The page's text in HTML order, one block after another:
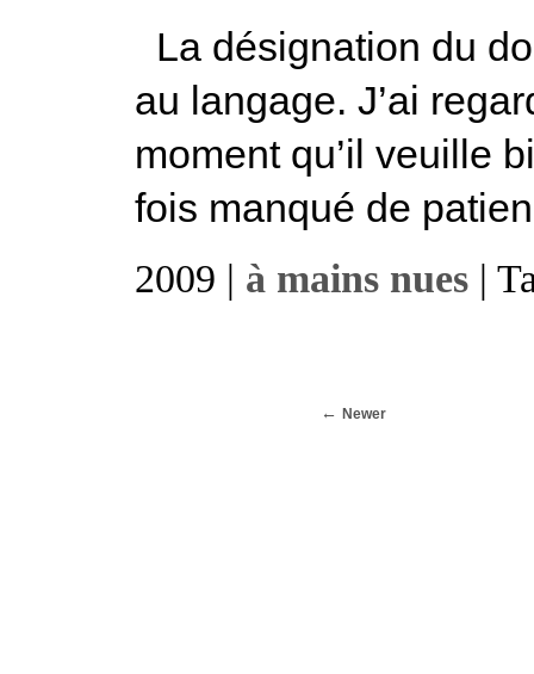
La désignation du
au langage. J’ai
moment qu’il veuille
fois manqué de
2009 | à mains nues |
Newer